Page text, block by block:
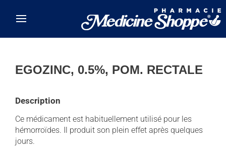
EGOZINC, 0.5%, POM. RECTALE
Description
Ce médicament est habituellement utilisé pour les
hémorroïdes. Il produit son plein effet après quelques
jours.